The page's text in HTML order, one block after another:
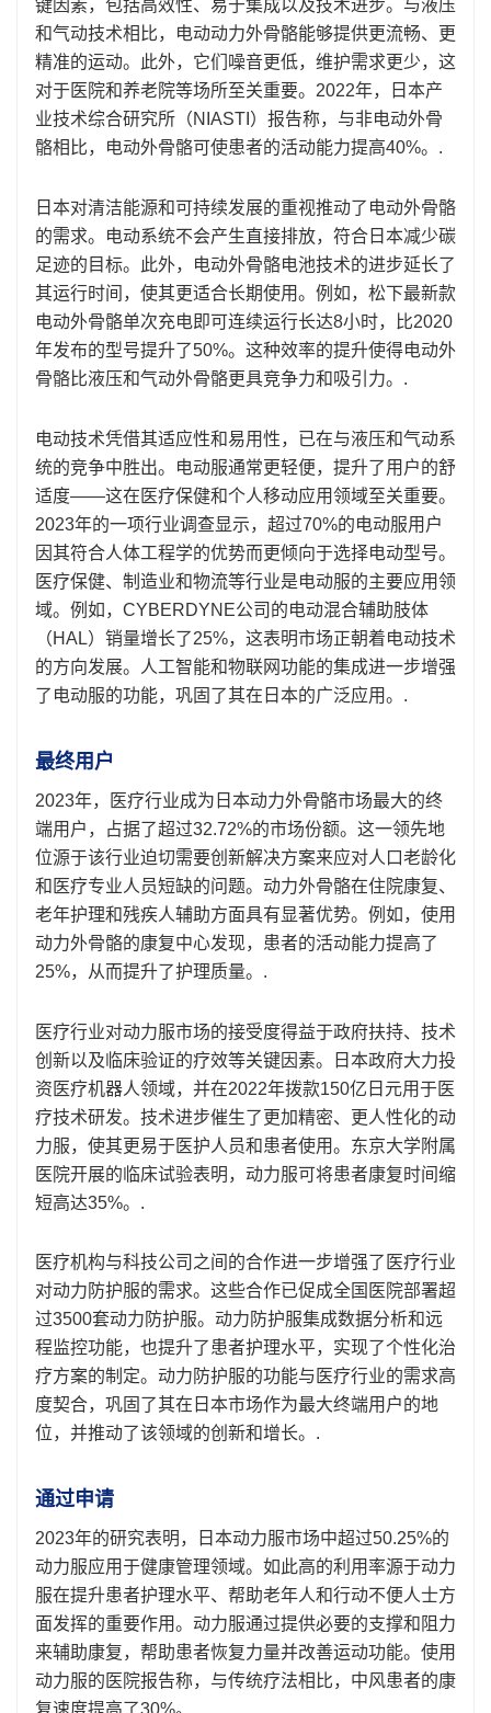
键因素，包括高效性、易于集成以及技术进步。与液压
和气动技术相比，电动动力外骨骼能够提供更流畅、更
精准的运动。此外，它们噪音更低，维护需求更少，这
对于医院和养老院等场所至关重要。2022年，日本产
业技术综合研究所（NIASTI）报告称，与非电动外骨
骼相比，电动外骨骼可使患者的活动能力提高40%。.
日本对清洁能源和可持续发展的重视推动了电动外骨骼
的需求。电动系统不会产生直接排放，符合日本减少碳
足迹的目标。此外，电动外骨骼电池技术的进步延长了
其运行时间，使其更适合长期使用。例如，松下最新款
电动外骨骼单次充电即可连续运行长达8小时，比2020
年发布的型号提升了50%。这种效率的提升使得电动外
骨骼比液压和气动外骨骼更具竞争力和吸引力。.
电动技术凭借其适应性和易用性，已在与液压和气动系
统的竞争中胜出。电动服通常更轻便，提升了用户的舒
适度——这在医疗保健和个人移动应用领域至关重要。
2023年的一项行业调查显示，超过70%的电动服用户
因其符合人体工程学的优势而更倾向于选择电动型号。
医疗保健、制造业和物流等行业是电动服的主要应用领
域。例如，CYBERDYNE公司的电动混合辅助肢体
（HAL）销量增长了25%，这表明市场正朝着电动技术
的方向发展。人工智能和物联网功能的集成进一步增强
了电动服的功能，巩固了其在日本的广泛应用。.
最终用户
2023年，医疗行业成为日本动力外骨骼市场最大的终
端用户，占据了超过32.72%的市场份额。这一领先地
位源于该行业迫切需要创新解决方案来应对人口老龄化
和医疗专业人员短缺的问题。动力外骨骼在住院康复、
老年护理和残疾人辅助方面具有显著优势。例如，使用
动力外骨骼的康复中心发现，患者的活动能力提高了
25%，从而提升了护理质量。.
医疗行业对动力服市场的接受度得益于政府扶持、技术
创新以及临床验证的疗效等关键因素。日本政府大力投
资医疗机器人领域，并在2022年拨款150亿日元用于医
疗技术研发。技术进步催生了更加精密、更人性化的动
力服，使其更易于医护人员和患者使用。东京大学附属
医院开展的临床试验表明，动力服可将患者康复时间缩
短高达35%。.
医疗机构与科技公司之间的合作进一步增强了医疗行业
对动力防护服的需求。这些合作已促成全国医院部署超
过3500套动力防护服。动力防护服集成数据分析和远
程监控功能，也提升了患者护理水平，实现了个性化治
疗方案的制定。动力防护服的功能与医疗行业的需求高
度契合，巩固了其在日本市场作为最大终端用户的地
位，并推动了该领域的创新和增长。.
通过申请
2023年的研究表明，日本动力服市场中超过50.25%的
动力服应用于健康管理领域。如此高的利用率源于动力
服在提升患者护理水平、帮助老年人和行动不便人士方
面发挥的重要作用。动力服通过提供必要的支撑和阻力
来辅助康复，帮助患者恢复力量并改善运动功能。使用
动力服的医院报告称，与传统疗法相比，中风患者的康